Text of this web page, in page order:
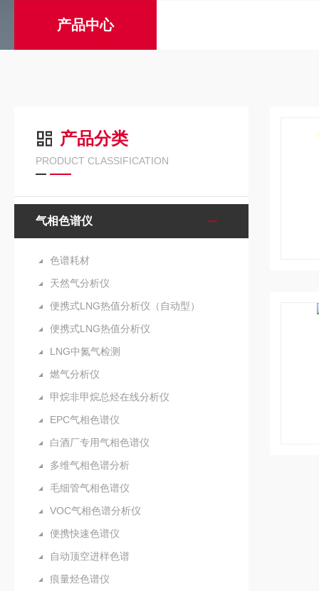
产品中心
产品分类
PRODUCT CLASSIFICATION
气相色谱仪
色谱耗材
天然气分析仪
便携式LNG热值分析仪（自动型）
便携式LNG热值分析仪
LNG中氮气检测
燃气分析仪
甲烷非甲烷总烃在线分析仪
EPC气相色谱仪
白酒厂专用气相色谱仪
多维气相色谱分析
毛细管气相色谱仪
VOC气相色谱分析仪
便携快速色谱仪
自动顶空进样色谱
痕量烃色谱仪